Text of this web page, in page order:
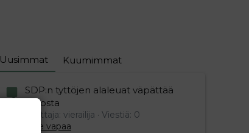
Uusimmat Kuumimmat
SDP:n tyttöjen alaleuat väpättää
pelosta
Aloittaja: vierailija
Viestiä: 0
Aihe vapaa